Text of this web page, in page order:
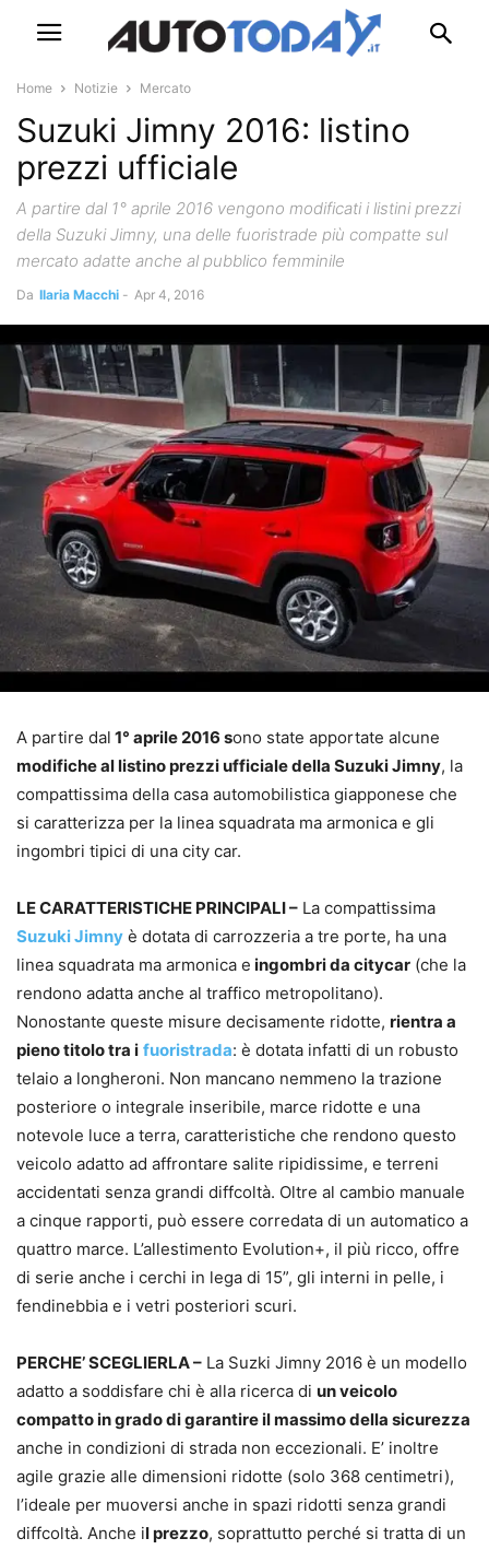
Home Notizie Mercato
Suzuki Jimny 2016: listino
prezzi ufficiale
A partire dal 1° aprile 2016 vengono modificati i listini prezzi
della Suzuki Jimny, una delle fuoristrade più compatte sul
mercato adatte anche al pubblico femminile
Da Ilaria Macchi - Apr 4, 2016
A partire dal 1° aprile 2016 sono state apportate alcune
modifiche al listino prezzi ufficiale della Suzuki Jimny, la
compattissima della casa automobilistica giapponese che
si caratterizza per la linea squadrata ma armonica e gli
ingombri tipici di una city car.
LE CARATTERISTICHE PRINCIPALI – La compattissima
Suzuki Jimny è dotata di carrozzeria a tre porte, ha una
linea squadrata ma armonica e ingombri da citycar (che la
rendono adatta anche al traffico metropolitano).
Nonostante queste misure decisamente ridotte, rientra a
pieno titolo tra i fuoristrada: è dotata infatti di un robusto
telaio a longheroni. Non mancano nemmeno la trazione
posteriore o integrale inseribile, marce ridotte e una
notevole luce a terra, caratteristiche che rendono questo
veicolo adatto ad affrontare salite ripidissime, e terreni
accidentati senza grandi diffcoltà. Oltre al cambio manuale
a cinque rapporti, può essere corredata di un automatico a
quattro marce. L’allestimento Evolution+, il più ricco, offre
di serie anche i cerchi in lega di 15”, gli interni in pelle, i
fendinebbia e i vetri posteriori scuri.
PERCHE’ SCEGLIERLA – La Suzki Jimny 2016 è un modello
adatto a soddisfare chi è alla ricerca di un veicolo
compatto in grado di garantire il massimo della sicurezza
anche in condizioni di strada non eccezionali. E’ inoltre
agile grazie alle dimensioni ridotte (solo 368 centimetri),
l’ideale per muoversi anche in spazi ridotti senza grandi
diffcoltà. Anche il prezzo, soprattutto perché si tratta di un